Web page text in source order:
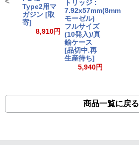
Type2用マ
ガジン [取
寄]
8,910円
トリッジ :
7.92x57mm(8mm
モーゼル)
フルサイズ
(10発入)/真
鍮ケース
[品切中.再
生産待ち]
5,940円
商品一覧に戻る